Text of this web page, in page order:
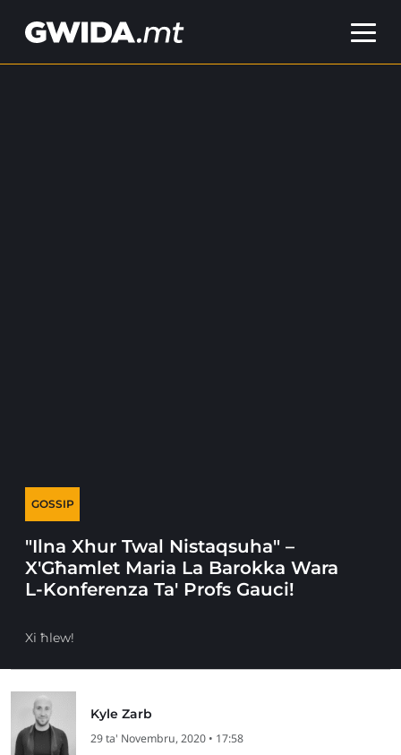
GOSSIP
"Ilna Xhur Twal Nistaqsuha" –
X'Għamlet Maria La Barokka Wara
L-Konferenza Ta' Profs Gauci!
Xi ħlew!
Kyle Zarb
29 ta' Novembru, 2020 • 17:58